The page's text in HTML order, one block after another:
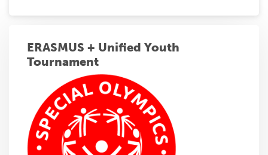
ERASMUS + Unified Youth
Tournament